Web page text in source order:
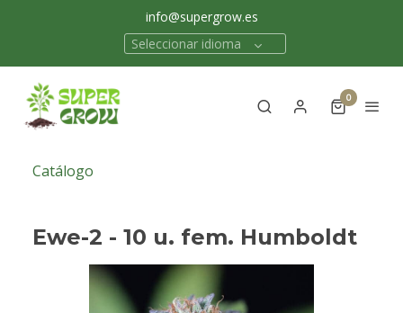
info@supergrow.es
Seleccionar idioma
0
Catálogo
Ewe-2 - 10 u. fem. Humboldt